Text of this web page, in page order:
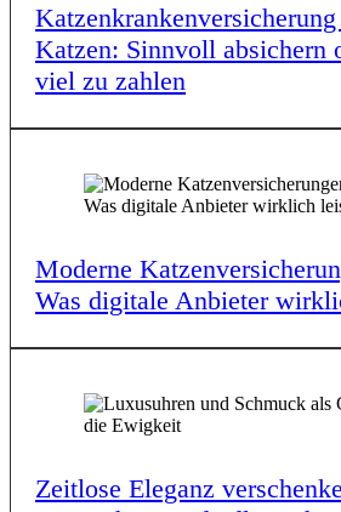
Katzen: Sinn­voll absi­chern
viel zu zahlen
Moder­ne
Was digi­ta­le Anbie­ter
Zeit­lo­se Eleganz